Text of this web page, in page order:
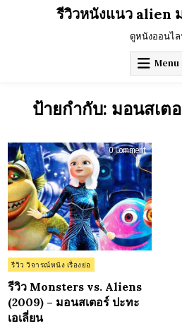
รีวิวหนังแนว alien
ดูหนังออนไ
Menu
ป้ายกำกับ: มอนสเต
0 Commenton
รีวิว
Monsters
vs.
Aliens
(2009)
–
มอน
ส
เตอร์
ปะทะ
เอ
เลี่ยน
Posted
in
รีวิว วิจารณ์หนัง เรื่องย่อ
รีวิว Monsters vs. Aliens
(2009) – มอนสเตอร์ ปะทะ
เอเลี่ยน